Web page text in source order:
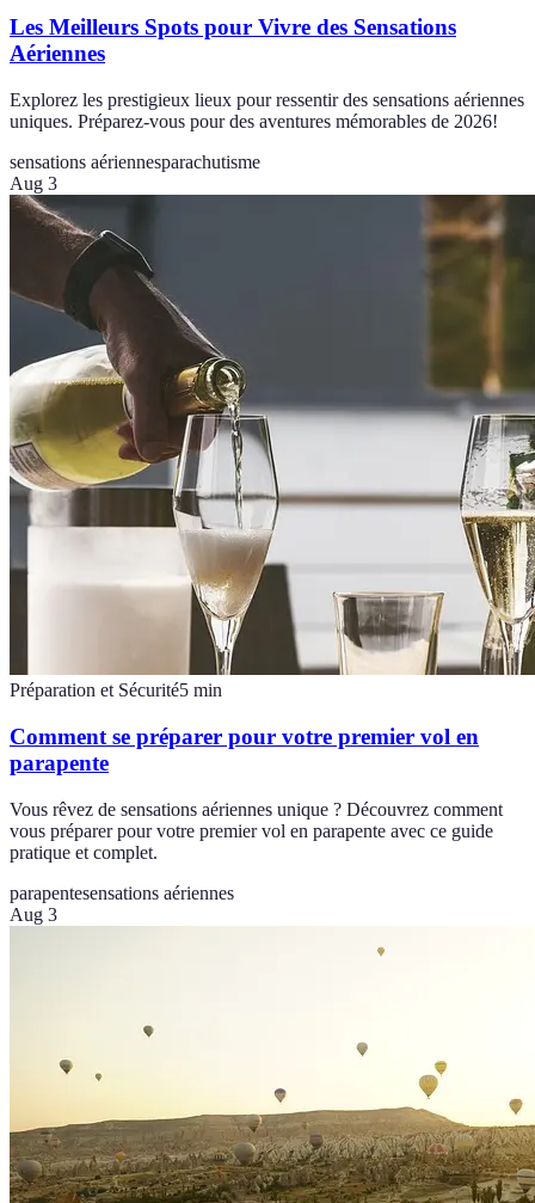
Les Meilleurs Spots pour Vivre des Sensations
Aériennes
Explorez les prestigieux lieux pour ressentir des sensations aériennes
uniques. Préparez-vous pour des aventures mémorables de 2026!
sensations aériennesparachutisme
Aug 3
Préparation et Sécurité5 min
Comment se préparer pour votre premier vol en
parapente
Vous rêvez de sensations aériennes unique ? Découvrez comment
vous préparer pour votre premier vol en parapente avec ce guide
pratique et complet.
parapentesensations aériennes
Aug 3